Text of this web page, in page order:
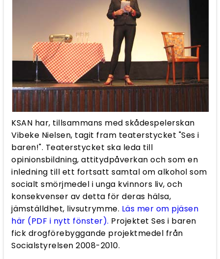
KSAN har, tillsammans med skådespelerskan
Vibeke Nielsen, tagit fram teaterstycket "Ses i
baren!". Teaterstycket ska leda till
opinionsbildning, attitydpåverkan och som en
inledning till ett fortsatt samtal om alkohol som
socialt smörjmedel i unga kvinnors liv, och
konsekvenser av detta för deras hälsa,
jämställdhet, livsutrymme. Läs mer om pjäsen
här (PDF i nytt fönster). Projektet Ses i baren
fick drogförebyggande projektmedel från
Socialstyrelsen 2008-2010.